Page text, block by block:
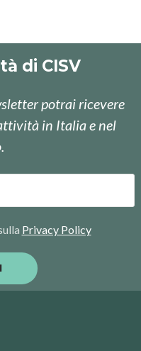
di CISV
potrai ricevere
in Italia e nel
Privacy Policy